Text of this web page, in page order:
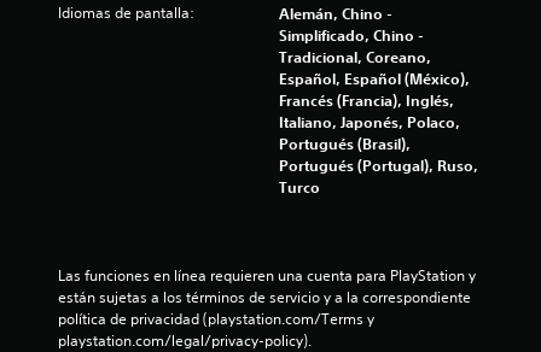
n
t
o
l
Idiomas de pantalla:
Alemán, Chino -
Simplificado, Chino -
Tradicional, Coreano,
Español, Español (México),
Francés (Francia), Inglés,
Italiano, Japonés, Polaco,
Portugués (Brasil),
Portugués (Portugal), Ruso,
Turco
Las funciones en línea requieren una cuenta para PlayStation y
están sujetas a los términos de servicio y a la correspondiente
política de privacidad (playstation.com/Terms y
playstation.com/legal/privacy-policy).